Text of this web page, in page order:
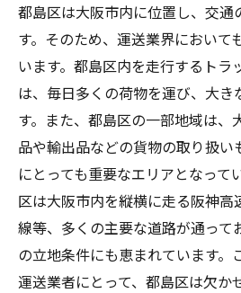
都島区は大阪市内に位置し、交通
す。そのため、運送業界において
います。都島区内を走行するトラ
は、毎日多くの荷物を運び、大き
す。また、都島区の一部地域は、
品や輸出品などの貨物の取り扱
にとっても重要なエリアとなって
区は大阪市内を縦横に走る阪神高
線等、多くの主要な道路が通って
の立地条件にも恵まれています。
運送業者にとって、都島区は欠か